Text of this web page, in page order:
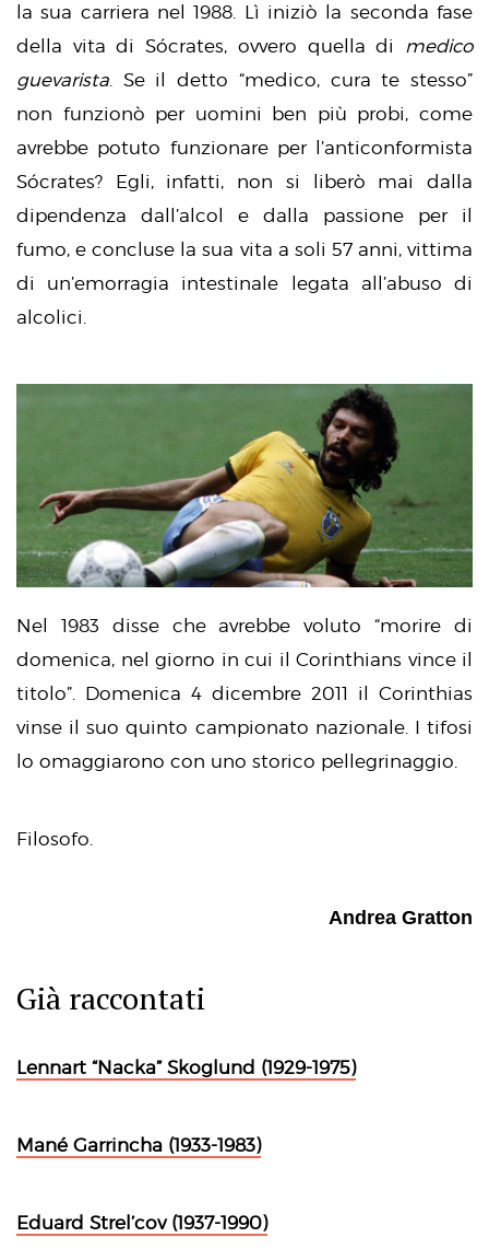
la sua carriera nel 1988. Lì iniziò la seconda fase
della vita di Sócrates, ovvero quella di medico
guevarista. Se il detto “medico, cura te stesso”
non funzionò per uomini ben più probi, come
avrebbe potuto funzionare per l’anticonformista
Sócrates? Egli, infatti, non si liberò mai dalla
dipendenza dall’alcol e dalla passione per il
fumo, e concluse la sua vita a soli 57 anni, vittima
di un’emorragia intestinale legata all’abuso di
alcolici.
Nel 1983 disse che avrebbe voluto “morire di
domenica, nel giorno in cui il Corinthians vince il
titolo”. Domenica 4 dicembre 2011 il Corinthias
vinse il suo quinto campionato nazionale. I tifosi
lo omaggiarono con uno storico pellegrinaggio.
Filosofo.
Andrea Gratton
Già raccontati
Lennart “Nacka” Skoglund (1929-1975)
Mané Garrincha (1933-1983)
Eduard Strel’cov (1937-1990)